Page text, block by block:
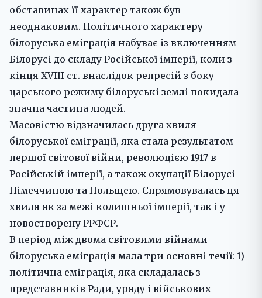
обставинах її характер також був
неоднаковим. Політичного характеру
білоруська еміграція набуває із включенням
Білорусі до складу Російської імперії, коли з
кінця ХVІІІ ст. внаслідок репресій з боку
царського режиму білоруські землі покидала
значна частина людей.
Масовістю відзначилась друга хвиля
білоруської еміграції, яка стала результатом
першої світової війни, революцією 1917 в
Російській імперії, а також окупації Білорусі
Німеччиною та Польщею. Спрямовувалась ця
хвиля як за межі колишньої імперії, так і у
новостворену РРФСР.
В період між двома світовими війнами
білоруська еміграція мала три основні течії: 1)
політична еміграція, яка складалась з
представників Ради, уряду і військових